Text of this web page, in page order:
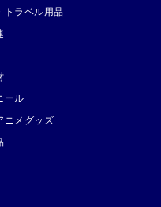
トラベル用品
ール
ニメグッズ